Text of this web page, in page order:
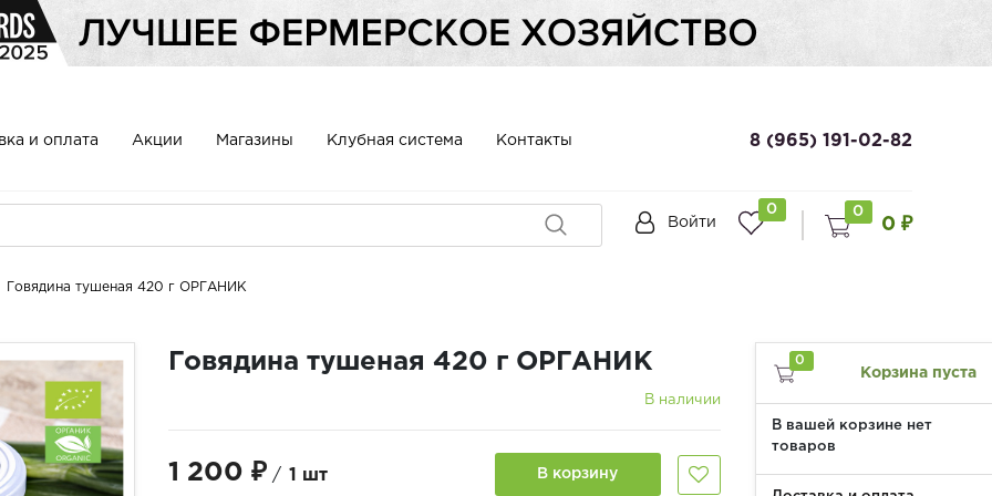
и оплата Акции Магазины Клубная система Контакты 8 (965) 191-02-82
Войти
0 0
0 ₽
Говядина тушеная 420 г ОРГАНИК
Говядина тушеная 420 г ОРГАНИК
В наличии
1 200 ₽ / 1 шт В корзину
0
Корзина пуста
В вашей корзине нет
товаров